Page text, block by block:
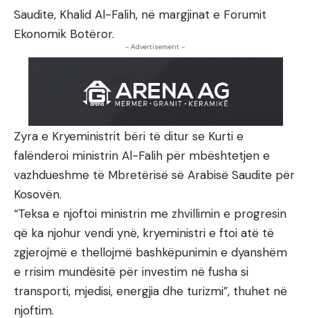
Saudite, Khalid Al-Falih, në margjinat e Forumit
Ekonomik Botëror.
- Advertisement -
Zyra e Kryeministrit bëri të ditur se Kurti e
falënderoi ministrin Al-Falih për mbështetjen e
vazhdueshme të Mbretërisë së Arabisë Saudite për
Kosovën.
“Teksa e njoftoi ministrin me zhvillimin e progresin
që ka njohur vendi ynë, kryeministri e ftoi atë të
zgjerojmë e thellojmë bashkëpunimin e dyanshëm
e rrisim mundësitë për investim në fusha si
transporti, mjedisi, energjia dhe turizmi”, thuhet në
njoftim.